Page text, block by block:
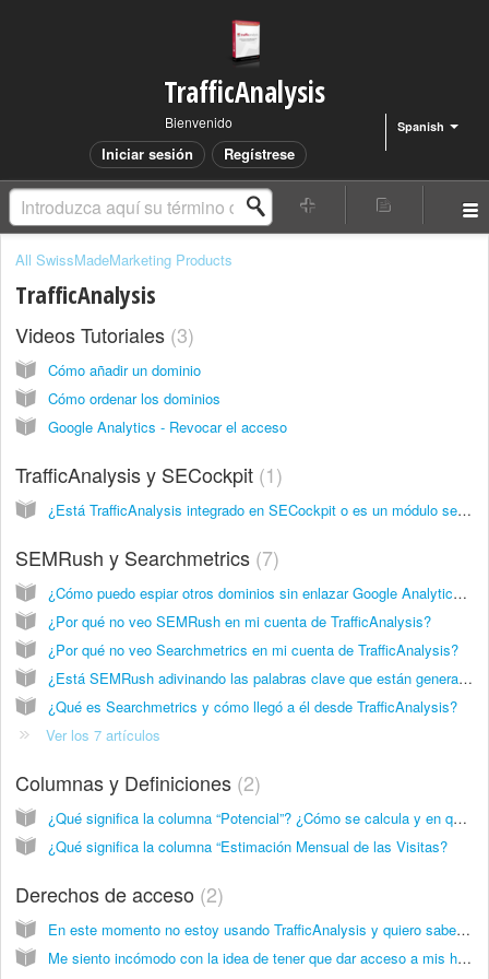
TrafficAnalysis
Spanish
Bienvenido
Iniciar sesión Regístrese
All SwissMadeMarketing Products
TrafficAnalysis
Videos Tutoriales 3
Cómo añadir un dominio
Cómo ordenar los dominios
Google Analytics - Revocar el acceso
TrafficAnalysis y SECockpit 1
¿Está TrafficAnalysis integrado en SECockpit o es un módulo separado?
SEMRush y Searchmetrics 7
¿Cómo puedo espiar otros dominios sin enlazar Google Analytics o Webmaster Tool con TrafficAnalysis?
¿Por qué no veo SEMRush en mi cuenta de TrafficAnalysis?
¿Por qué no veo Searchmetrics en mi cuenta de TrafficAnalysis?
¿Está SEMRush adivinando las palabras clave que están generado tráfico en la página web (y no están visibles en Google Analytics) o si está trabajando con los datos de Google Analytics?
¿Qué es Searchmetrics y cómo llegó a él desde TrafficAnalysis?
Ver los 7 artículos
Columnas y Definiciones 2
¿Qué significa la columna “Potencial”? ¿Cómo se calcula y en que se basa?
¿Qué significa la columna “Estimación Mensual de las Visitas?
Derechos de acceso 2
En este momento no estoy usando TrafficAnalysis y quiero saber cómo puedo revocar el acceso a mi sitio para support@swissmademarketing.com en Google Analytics y Google Webmaster Tools.
Me siento incómodo con la idea de tener que dar acceso a mis herramientas. ¿Hay alguna manera de usar otro perfil sin que tenga que compartir mis accesos para las herramientas Webmaster Tools y Google Analytics?